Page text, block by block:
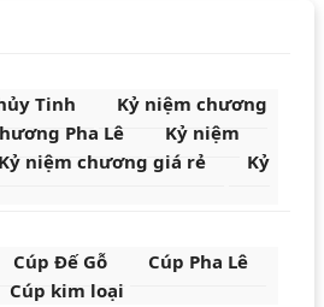
Tinh
Kỷ niệm chương
Pha Lê
Kỷ niệm
Kỷ niệm chương giá rẻ
Kỷ
Cúp Đế Gỗ
Cúp Pha Lê
Cúp kim loại